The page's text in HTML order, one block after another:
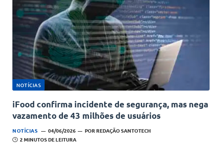
NOTÍCIAS
iFood confirma incidente de segurança, mas nega
vazamento de 43 milhões de usuários
NOTÍCIAS 04/06/2026 PORREDAÇÃO SANTOTECH
2 MINUTOS DE LEITURA